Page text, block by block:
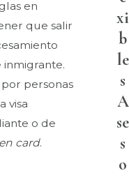
en
que salir
inmigrante.
personas
visa
o de
card.
xi
b
le
s
A
se
s
o